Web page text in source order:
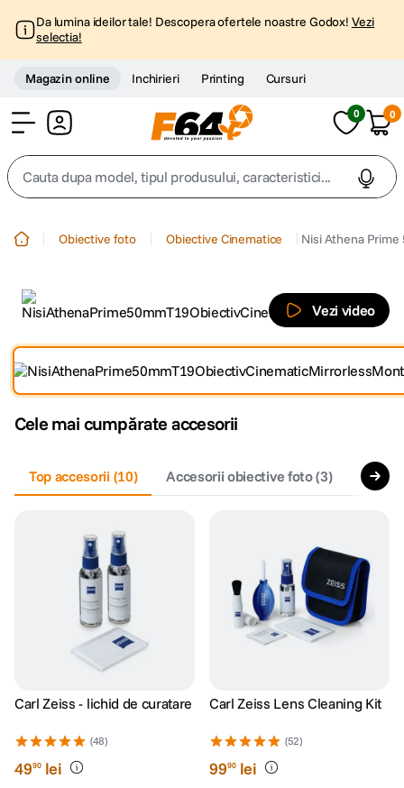
Da lumina ideilor tale! Descopera ofertele noastre Godox! Vezi
selectia!
Magazin online Inchirieri Printing Cursuri
0 0
Cauta dupa model, tipul produsului, caracteristici...
2. trepied
4. peak design
6 lavaliera
sony fx
card memorie
dji mic mini
dji osmo
Obiective foto Obiective Cinematice Nisi Athena
Vezi video
Cele mai cumpărate accesorii
Top accesorii (10) Accesorii obiective foto(3) Filtre
Carl Zeiss - lichid de curatare
(48)
4990 lei
Carl Zeiss Lens Cleaning Kit
(52)
9990 lei